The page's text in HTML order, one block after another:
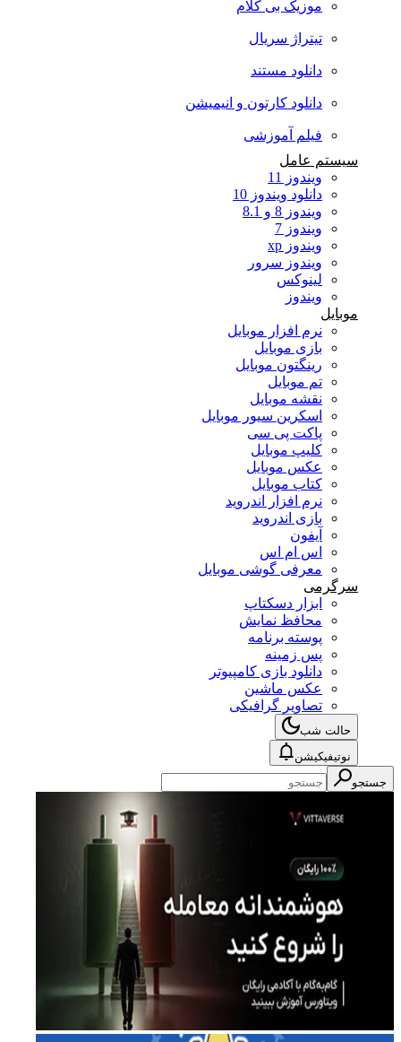
موزیک بی کلام
تیتراژ سریال
دانلود مستند
دانلود کارتون و انیمیشن
فیلم آموزشی
سیستم عامل
ویندوز 11
دانلود ویندوز 10
ویندوز 8 و 8.1
ویندوز 7
ویندوز xp
ویندوز سرور
لینوکس
ویندوز
موبایل
نرم افزار موبایل
بازی موبایل
رینگتون موبایل
تم موبایل
نقشه موبایل
اسکرین سیور موبایل
پاکت پی سی
کلیپ موبایل
عکس موبایل
کتاب موبایل
نرم افزار اندروید
بازی اندروید
آیفون
اس ام اس
معرفی گوشی موبایل
سرگرمی
ابزار دسکتاپ
محافظ نمایش
پوسته برنامه
پس زمینه
دانلود بازی کامپیوتر
عکس ماشین
تصاویر گرافیکی
حالت شب
نوتیفیکیشن
جستجو